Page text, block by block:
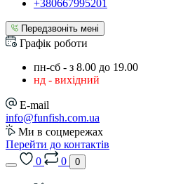
+380667995201
Передзвоніть мені
Графік роботи
пн-сб - з 8.00 до 19.00
нд - вихідний
E-mail
info@funfish.com.ua
Ми в соцмережах
Перейти до контактів
0
0 0